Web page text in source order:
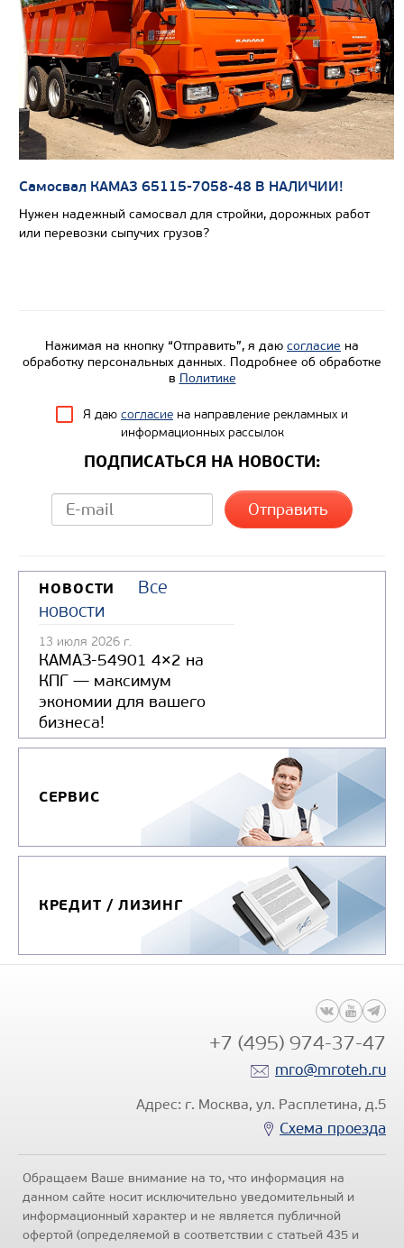
Самосвал КАМАЗ 65115-7058-48 В НАЛИЧИИ!
Нужен надежный самосвал для стройки, дорожных работ
или перевозки сыпучих грузов?
Нажимая на кнопку “Отправить”, я даю согласие на
обработку персональных данных. Подробнее об обработке
в Политике
Я даю согласие на направление рекламных и
информационных рассылок
ПОДПИСАТЬСЯ НА НОВОСТИ:
НОВОСТИ
Все
новости
13 июля 2026 г.
КАМАЗ-54901 4×2 на
КПГ — максимум
экономии для вашего
бизнеса!
СЕРВИС
КРЕДИТ / ЛИЗИНГ
+7 (495) 974-37-47
mro@mroteh.ru
Адрес: г. Москва, ул. Расплетина, д.5
Схема проезда
Обращаем Ваше внимание на то, что информация на
данном сайте носит исключительно уведомительный и
информационный характер и не является публичной
офертой (определяемой в соответствии с статьей 435 и